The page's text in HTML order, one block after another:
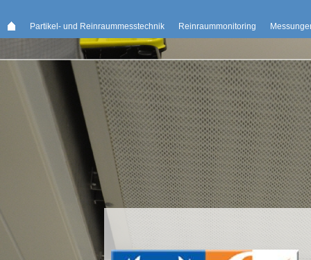
Partikel- und Reinraummesstechnik Reinraummonitoring